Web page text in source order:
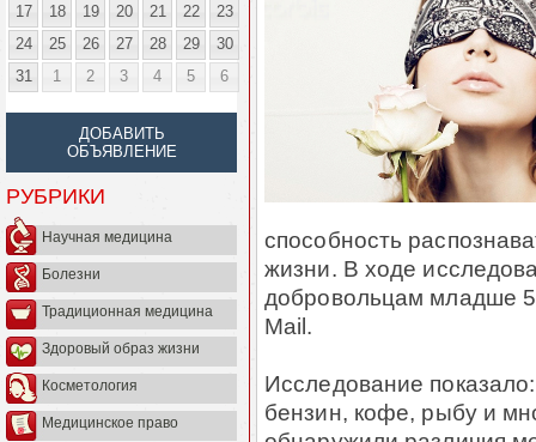
17
18 19 20 21 22
23
24
25 26 27 28 29
30
31
1 2 3 4 5 6
ДОБАВИТЬ
ОБЪЯВЛЕНИЕ
РУБРИКИ
Научная медицина
Болезни
Традиционная медицина
Здоровый образ жизни
Косметология
Медицинское право
способность
жизни. В ходе
добровольцам младше
Mail.
Исследование
бензин, кофе, рыбу и